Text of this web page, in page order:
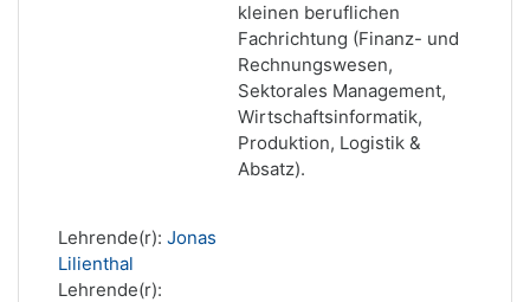
kleinen beruflichen
Fachrichtung (Finanz- und
Rechnungswesen,
Sektorales Management,
Wirtschaftsinformatik,
Produktion, Logistik &
Absatz).
Lehrende(r): Jonas
Lilienthal
Lehrende(r):